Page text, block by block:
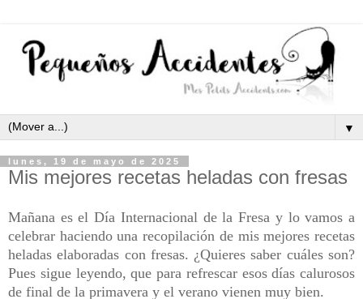
▼
lunes, 19 de mayo de 2025
Mis mejores recetas heladas con fresas
Mañana es el Día Internacional de la Fresa y lo vamos a
celebrar haciendo una recopilación de mis mejores recetas
heladas elaboradas con fresas. ¿Quieres saber cuáles son?
Pues sigue leyendo, que para refrescar esos días calurosos
de final de la primavera y el verano vienen muy bien.